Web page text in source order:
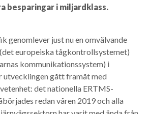
besparingar i miljardklass.
genomlever just nu en omvälvande
europeiska tågkontrollsystemet)
kommunikationssystem) i
utvecklingen gått framåt med
det nationella ERTMS-
redan våren 2019 och alla